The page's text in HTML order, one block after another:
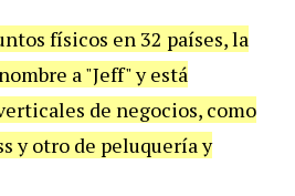
físicos en 32 países, la
a "Jeff" y está
de negocios, como
y otro de peluquería y